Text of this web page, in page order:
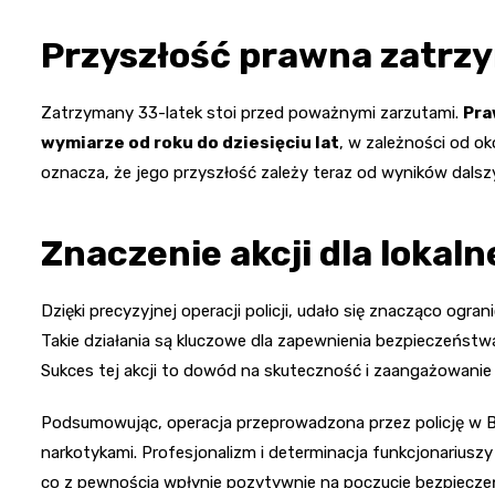
Przyszłość prawna
Zatrzymany 33-latek stoi przed poważnymi zarzutami.
wymiarze od roku do dziesięciu lat, w zależności od
oznacza, że jego przyszłość zależy teraz od wyników
Znaczenie akcji dla
Dzięki precyzyjnej operacji policji, udało się znacząco
Takie działania są kluczowe dla zapewnienia
Sukces tej akcji to dowód na skuteczność i
Podsumowując, operacja przeprowadzona przez policję
narkotykami. Profesjonalizm i determinacja
co z pewnością wpłynie pozytywnie na poczucie